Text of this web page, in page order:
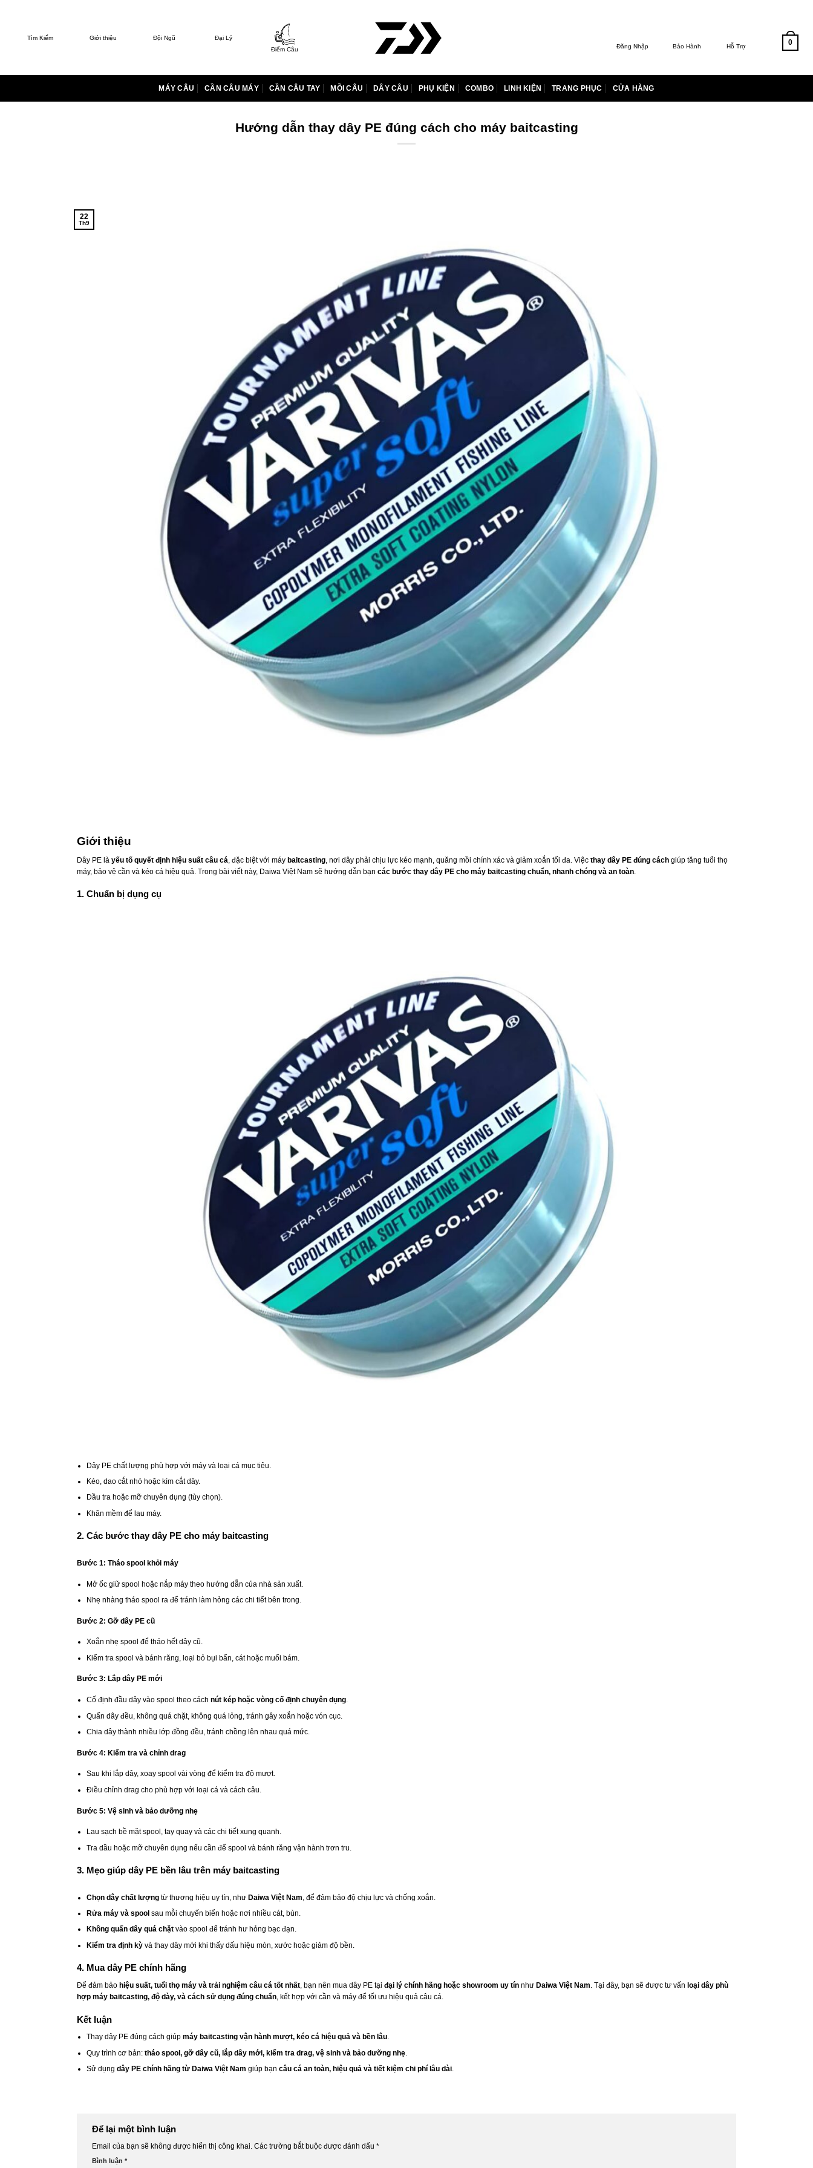
Tìm Kiếm Giới thiệu Đội Ngũ
Đại Lý
Điểm Câu
Đăng Nhập Bảo Hành Hỗ Trợ 0
MÁY CÂU CẦN CÂU MÁY CẦN CÂU TAY MỒI CÂU DÂY CÂU PHỤ KIỆN COMBO LINH KIỆN TRANG PHỤC CỬA HÀNG
Hướng dẫn thay dây PE đúng cách cho máy baitcasting
22
Th9
Giới thiệu
Dây PE là yếu tố quyết định hiệu suất câu cá , đặc biệt với máy baitcasting , nơi dây phải chịu lực kéo mạnh, quăng mồi chính xác và giảm xoắn tối đa. Việc thay dây PE đúng cách giúp tăng tuổi thọ
máy, bảo vệ cần và kéo cá hiệu quả. Trong bài viết này, Daiwa Việt Nam sẽ hướng dẫn bạn các bước thay dây PE cho máy baitcasting chuẩn, nhanh chóng và an toàn
1. Chuẩn bị dụng cụ
Dây PE chất lượng phù hợp với máy và loại cá mục tiêu.
Kéo, dao cắt nhỏ hoặc kìm cắt dây.
Dầu tra hoặc mỡ chuyên dụng (tùy chọn).
Khăn mềm để lau máy.
2. Các bước thay dây PE cho máy baitcasting
Bước 1: Tháo spool khỏi máy
Mở ốc giữ spool hoặc nắp máy theo hướng dẫn của nhà sản xuất.
Nhẹ nhàng tháo spool ra để tránh làm hỏng các chi tiết bên trong.
Bước 2: Gỡ dây PE cũ
Xoắn nhẹ spool để tháo hết dây cũ.
Kiểm tra spool và bánh răng, loại bỏ bụi bẩn, cát hoặc muối bám.
Bước 3: Lắp dây PE mới
Cố định đầu dây vào spool theo cách nút kép hoặc vòng cố định chuyên dụng.
Quấn dây đều, không quá chặt, không quá lỏng, tránh gây xoắn hoặc vón cục.
Chia dây thành nhiều lớp đồng đều, tránh chồng lên nhau quá mức.
Bước 4: Kiểm tra và chỉnh drag
Sau khi lắp dây, xoay spool vài vòng để kiểm tra độ mượt.
Điều chỉnh drag cho phù hợp với loại cá và cách câu.
Bước 5: Vệ sinh và bảo dưỡng nhẹ
Lau sạch bề mặt spool, tay quay và các chi tiết xung quanh.
Tra dầu hoặc mỡ chuyên dụng nếu cần để spool và bánh răng vận hành trơn tru.
3. Mẹo giúp dây PE bền lâu trên máy baitcasting
Chọn dây chất lượngtừ thương hiệu uy tín, như Daiwa Việt Nam , để đảm bảo độ chịu lực và chống xoắn.
Rửa máy và spool sau mỗi chuyến biển hoặc nơi nhiều cát, bùn.
Không quấn dây quá chặtvào spool để tránh hư hỏng bạc đạn.
Kiểm tra định kỳvà thay dây mới khi thấy dấu hiệu mòn, xước hoặc giảm độ bền.
4. Mua dây PE chính hãng
Để đảm bảo hiệu suất, tuổi thọ máy và trải nghiệm câu cá tốt nhất, bạn nên mua dây PE tại đại lý chính hãng hoặc showroom uy tín như Daiwa Việt Nam. Tại đây, bạn sẽ được tư vấn loại dây phù
hợp máy baitcasting, độ dày, và cách sử dụng đúng chuẩn, kết hợp với cần và máy để tối ưu hiệu quả câu cá.
Kết luận
Thay dây PE đúng cách giúp máy baitcasting vận hành mượt, kéo cá hiệu quả và bền lâu.
Quy trình cơ bản: tháo spool, gỡ dây cũ, lắp dây mới, kiểm tra drag, vệ sinh và bảo dưỡng nhẹ.
Sử dụng dây PE chính hãng từ Daiwa Việt Nam giúp bạn câu cá an toàn, hiệu quả và tiết kiệm chi phí lâu dài.
Để lại một bình luận
Email của bạn sẽ không được hiển thị công khai. Các trường bắt buộc được đánh dấu *
Bình luận *